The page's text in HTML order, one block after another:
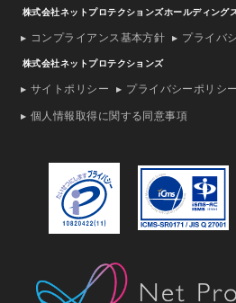
株式会社ネットプロテクションズホールディング
コンプライアンス基本方針 プライバ
株式会社ネットプロテクションズ
サイトポリシー プライバシーポリシー
個人情報取得に関する同意事項